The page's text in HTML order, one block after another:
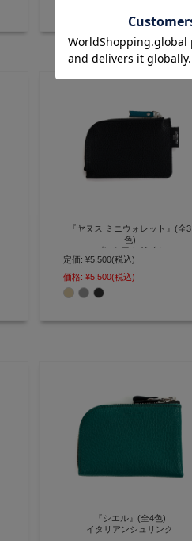
『ヤヌス ミニウォレット』(全3
色)
プレミアムダブル
裏・表バイカラーが楽しめる ダブ
ルフェイスレザーが特徴のミニ財
布【AGILITY affa(アジリティ ア
定価: ¥5,500(税込)
価格: ¥5,500(税込)
『シエル』(全4色)
イタリアンシュリンク